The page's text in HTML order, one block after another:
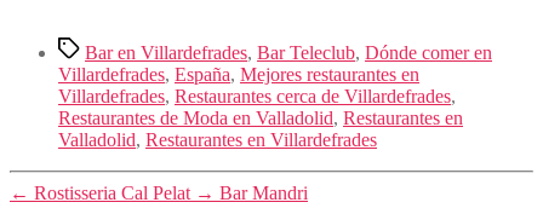
Etiquetas
Bar en Villardefrades, Bar Teleclub, Dónde comer en
Villardefrades, España, Mejores restaurantes en
Villardefrades, Restaurantes cerca de Villardefrades,
Restaurantes de Moda en Valladolid, Restaurantes en
Valladolid, Restaurantes en Villardefrades
← Rostisseria Cal Pelat → Bar Mandri